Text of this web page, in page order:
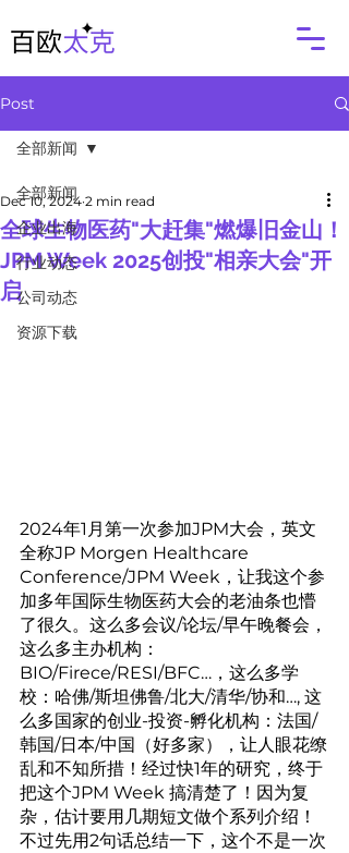
Post
全部新闻
企业出海
行业动态
公司动态
资源下载
全部新闻
全球生物医药"大赶集"燃爆旧金山！
JPM Week 2025创投"相亲大会"开
启
Dec 10, 2024 2 min read
2024年1月第一次参加JPM大会，英文
全称JP Morgen Healthcare
Conference/JPM Week，让我这个参
加多年国际生物医药大会的老油条也懵
了很久。这么多会议/论坛/早午晚餐会，
这么多主办机构：
BIO/Firece/RESI/BFC…，这么多学
校：哈佛/斯坦佛鲁/北大/清华/协和…, 这
么多国家的创业-投资-孵化机构：法国/
韩国/日本/中国（好多家），让人眼花缭
乱和不知所措！经过快1年的研究，终于
把这个JPM Week 搞清楚了！因为复
杂，估计要用几期短文做个系列介绍！
不过先用2句话总结一下，这个不是一次